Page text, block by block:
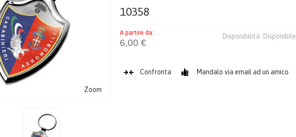
Zoom
10358
Disponibilità: Disponibile
A partire da:
6,00 €
Confronta Mandalo via email ad un amico